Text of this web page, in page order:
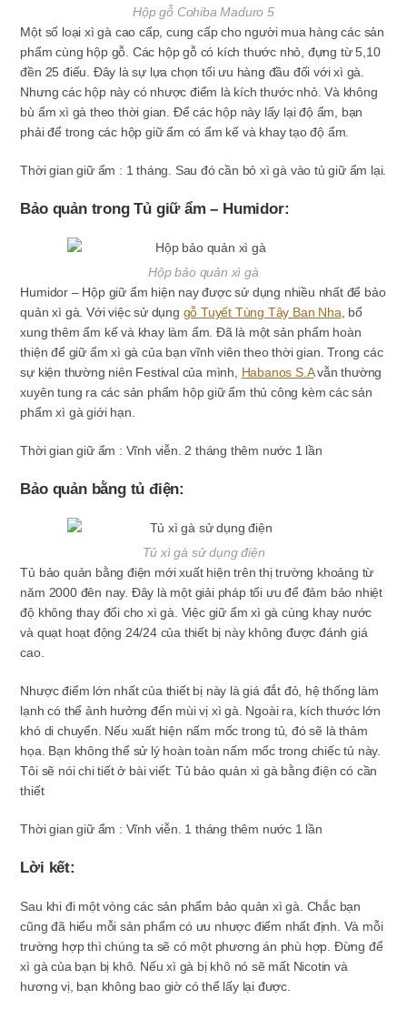
Hộp gỗ Cohiba Maduro 5
Một số loại xì gà cao cấp, cung cấp cho người mua hàng các sản
phẩm cùng hộp gỗ. Các hộp gỗ có kích thước nhỏ, đựng từ 5,10
đền 25 điếu. Đây là sự lựa chọn tối ưu hàng đầu đối với xì gà.
Nhưng các hộp này có nhược điểm là kích thước nhỏ. Và không
bù ẩm xì gà theo thời gian. Để các hộp này lấy lại độ ẩm, bạn
phải để trong các hộp giữ ẩm có ẩm kế và khay tạo độ ẩm.
Thời gian giữ ẩm : 1 tháng. Sau đó cần bỏ xì gà vào tủ giữ ẩm lại.
Bảo quản trong Tủ giữ ẩm – Humidor:
Hộp bảo quản xì gà
Humidor – Hộp giữ ẩm hiện nay được sử dụng nhiều nhất để bảo
quản xì gà. Với việc sử dụng gỗ Tuyết Tùng Tây Ban Nha , bổ
xung thêm ẩm kế và khay làm ẩm. Đã là một sản phẩm hoàn
thiện để giữ ẩm xì gà của bạn vĩnh viên theo thời gian. Trong các
sự kiện thường niên Festival của mình, Habanos S.Avẫn thường
xuyên tung ra các sản phẩm hộp giữ ẩm thủ công kèm các sản
phẩm xì gà giới hạn.
Thời gian giữ ẩm : Vĩnh viễn. 2 tháng thêm nước 1 lần
Bảo quản bằng tủ điện:
Tủ xì gà sử dụng điện
Tủ bảo quản bằng điện mới xuất hiện trên thị trường khoảng từ
năm 2000 đên nay. Đây là một giải pháp tối ưu để đảm bảo nhiệt
độ không thay đổi cho xì gà. Việc giữ ẩm xì gà cùng khay nước
và quạt hoạt động 24/24 của thiết bị này không được đánh giá
cao.
Nhược điểm lớn nhất của thiết bị này là giá đắt đỏ, hệ thống làm
lạnh có thể ảnh hưởng đến mùi vị xì gà. Ngoài ra, kích thước lớn
khó di chuyển. Nếu xuất hiện nấm mốc trong tủ, đó sẽ là thảm
họa. Bạn không thể sử lý hoàn toàn nấm mốc trong chiếc tủ này.
Tôi sẽ nói chi tiết ở bài viết: Tủ bảo quản xì gà bằng điện có cần
thiết
Thời gian giữ ẩm : Vĩnh viễn. 1 tháng thêm nước 1 lần
Lời kết:
Sau khi đi một vòng các sản phẩm bảo quản xì gà. Chắc bạn
cũng đã hiểu mỗi sản phẩm có ưu nhược điểm nhất định. Và mỗi
trường hợp thì chúng ta sẽ có một phương án phù hợp. Đừng để
xì gà của bạn bị khô. Nếu xì gà bị khô nó sẽ mất Nicotin và
hương vị, bạn không bao giờ có thể lấy lại được.